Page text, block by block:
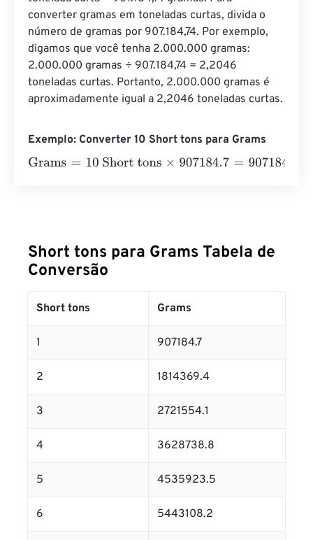
converter gramas em toneladas curtas, divida o
número de gramas por 907.184,74. Por exemplo,
digamos que você tenha 2.000.000 gramas:
2.000.000 gramas ÷ 907.184,74 = 2,2046
toneladas curtas. Portanto, 2.000.000 gramas é
aproximadamente igual a 2,2046 toneladas curtas.
Exemplo: Converter 10 Short tons para Grams
Grams= 10 Short tons ×907184.7=9071847 Grams
Short tons para Grams Tabela de
Conversão
Short tons Grams
1 907184.7
2 1814369.4
3 2721554.1
4 3628738.8
5 4535923.5
6 5443108.2